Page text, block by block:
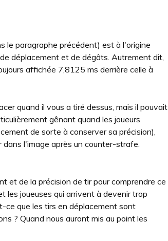
le paragraphe précédent) est à l'origine
déplacement et de dégâts. Autrement dit,
affichée 7,8125 ms derrière celle à
quand il vous a tiré dessus, mais il pouvait
gênant quand les joueurs
de sorte à conserver sa précision),
dans l'image après un counter-strafe.
et de la précision de tir pour comprendre ce
les joueuses qui arrivent à devenir trop
ce que les tirs en déplacement sont
? Quand nous auront mis au point les